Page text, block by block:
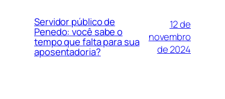
Servidor público de
Penedo: você sabe o
tempo que falta para sua
aposentadoria?
12 de
novembro
de 2024